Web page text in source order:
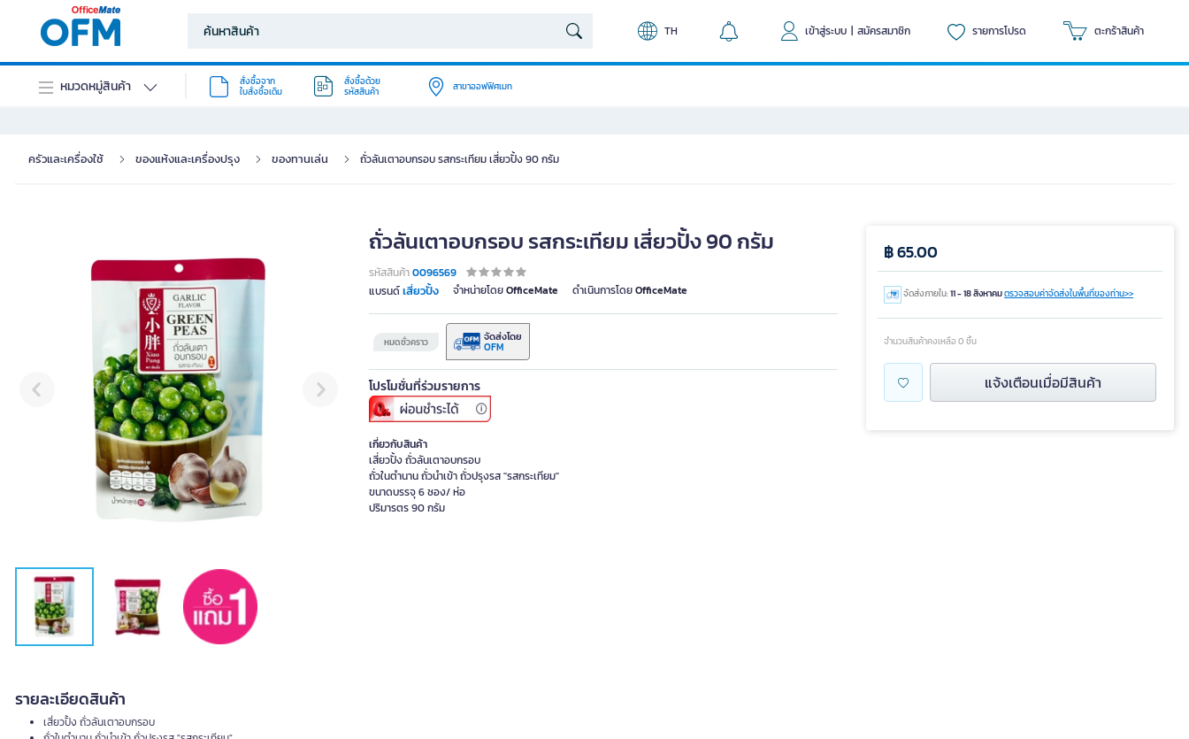
TH เข้าสู่ระบบ | สมัครสมาชิก รายการโปรด ตะกร้าสินค้า
หมวดหมู่สินค้า
สั่งซื้อจาก
ใบสั่งซื้อเดิม
สั่งซื้อด้วย
รหัสสินค้า
สาขาออฟฟิศเมท
ครัวและเครื่องใช้ ของแห้งและเครื่องปรุง ของทานเล่น ถั่วลันเตาอบกรอบ รสกระเทียม เสี่ยวปั้ง 90 กรัม
ถั่วลันเตาอบกรอบ รสกระเทียม เสี่ยวปั้ง 90 กรัม
รหัสสินค้า0096569
แบรนด์เสี่ยวปั้ง จำหน่ายโดยOfficeMate ดำเนินการโดยOfficeMate
หมดชั่วคราว จัดส่งโดย
OFM
โปรโมชั่นที่ร่วมรายการ
เกี่ยวกับสินค้า
เสี่ยวปั้ง ถั่วลันเตาอบกรอบ
ถั่วในตำนาน ถั่วนำเข้า ถั่วปรุงรส "รสกระเทียม"
ขนาดบรรจุ 6 ซอง/ ห่อ
ปริมารตร 90 กรัม
รายละเอียดสินค้า
เสี่ยวปั้ง ถั่วลันเตาอบกรอบ
฿ 65.00
จัดส่งภายใน:11 - 18 สิงหาคมตรวจสอบค่าจัดส่งในพื้นที่ของท่าน>>
จำนวนสินค้าคงเหลือ 0 ชิ้น
แจ้งเตือนเมื่อมีสินค้า